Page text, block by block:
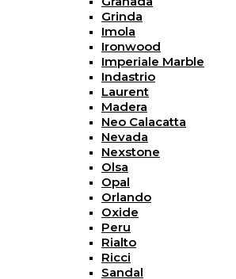
Grinda
Imola
Ironwood
Imperiale Marble
Indastrio
Laurent
Madera
Neo Calacatta
Nevada
Nexstone
Olsa
Opal
Orlando
Oxide
Peru
Rialto
Ricci
Sandal